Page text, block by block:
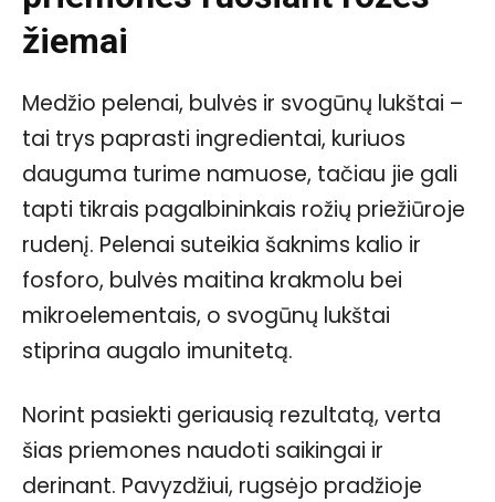
žiemai
Medžio pelenai, bulvės ir svogūnų lukštai –
tai trys paprasti ingredientai, kuriuos
dauguma turime namuose, tačiau jie gali
tapti tikrais pagalbininkais rožių priežiūroje
rudenį. Pelenai suteikia šaknims kalio ir
fosforo, bulvės maitina krakmolu bei
mikroelementais, o svogūnų lukštai
stiprina augalo imunitetą.
Norint pasiekti geriausią rezultatą, verta
šias priemones naudoti saikingai ir
derinant. Pavyzdžiui, rugsėjo pradžioje